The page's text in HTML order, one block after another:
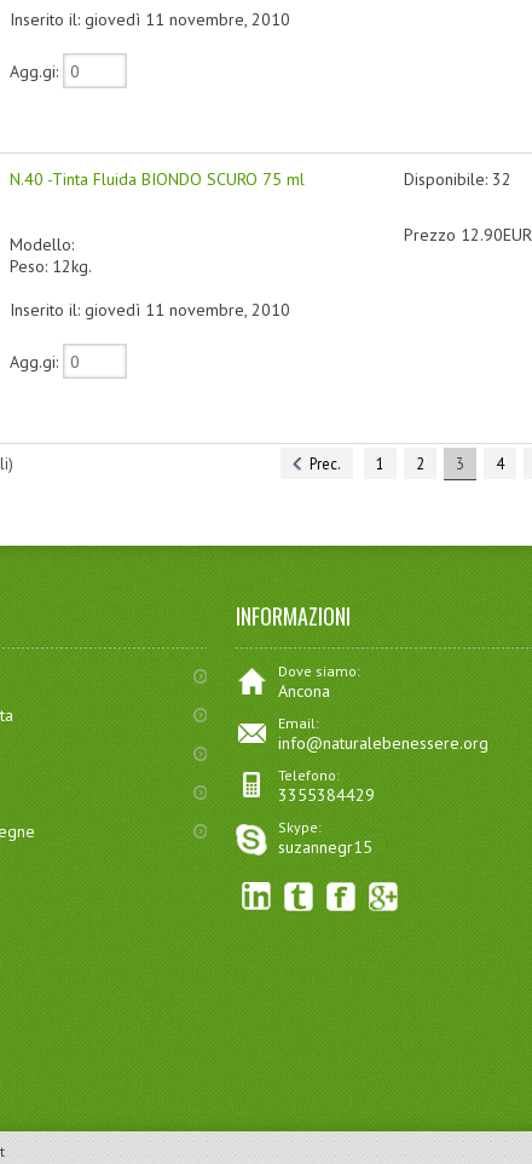
Inserito il: giovedì 11 novembre, 2010
Agg.gi:
Disponibile: 32
N.40 -Tinta Fluida BIONDO SCURO 75 ml
Modello:
Peso: 12kg.
Inserito il: giovedì 11 novembre, 2010
Agg.gi:
Prezzo 12.90EUR
Prec. 1 2 3 4
INFORMAZIONI
Dove siamo:
Ancona
Email:
info@naturalebenessere.org
Telefono:
3355384429
Skype:
suzannegr15